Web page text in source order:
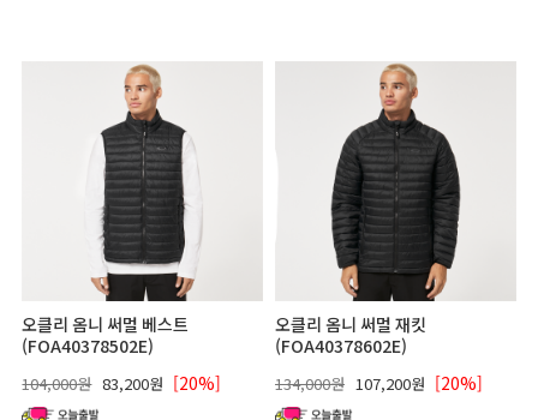
오클리 옴니 써멀 베스트
(FOA40378502E)
104,000원 83,200원 [20%]
오클리 옴니 써멀 재킷
(FOA40378602E)
134,000원 107,200원 [20%]